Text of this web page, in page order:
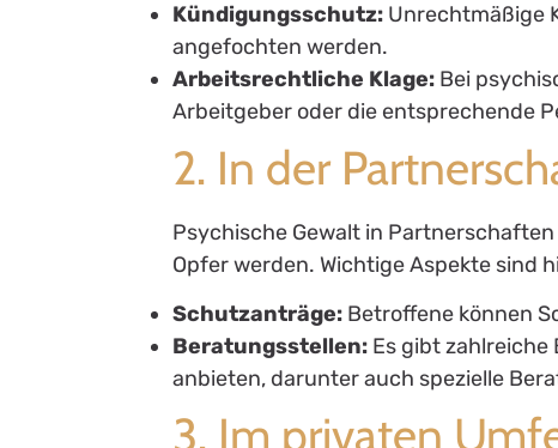
Kündigungsschutz: Unrechtmäßige
angefochten werden.
Arbeitsrechtliche Klage: Bei
Arbeitgeber oder die entsprechende
2. In der
Psychische Gewalt in
Opfer werden. Wichtige Aspekte sind
Schutzanträge: Betroffene können
Beratungsstellen: Es gibt
anbieten, darunter auch spezielle
3. Im privaten